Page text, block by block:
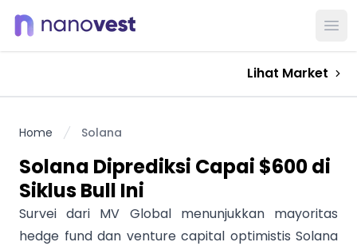
Lihat Market
Home Solana
Solana Diprediksi Capai $600 di
Siklus Bull Ini
Survei dari MV Global menunjukkan mayoritas
hedge fund dan venture capital optimistis Solana